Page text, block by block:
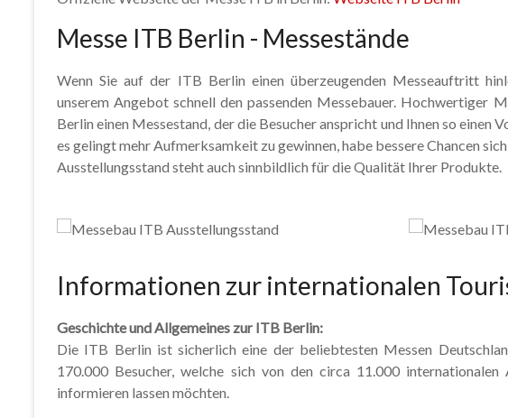
Messe ITB Berlin - Messestände
Wenn Sie auf der ITB Berlin einen überzeugenden Messeauftritt
unserem Angebot schnell den passenden Messebauer. Hochwertiger
Berlin einen Messestand, der die Besucher anspricht und Ihnen so einen
es gelingt mehr Aufmerksamkeit zu gewinnen, habe bessere Chancen
Ausstellungsstand steht auch sinnbildlich für die Qualität Ihrer Produkte.
Informationen zur internationalen
Geschichte und Allgemeines zur ITB Berlin:
Die ITB Berlin ist sicherlich eine der beliebtesten Messen
170.000 Besucher, welche sich von den circa 11.000 internationalen
informieren lassen möchten.